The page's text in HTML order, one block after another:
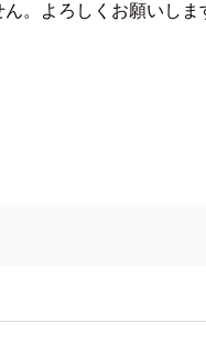
。よろしくお願いしま